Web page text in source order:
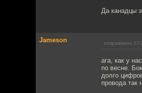
Да канадцы
Jameson отправлено
ага, как у
по весне.
долго
провода так